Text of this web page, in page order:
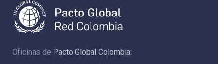
Oficinas de Pacto Global Colombia: